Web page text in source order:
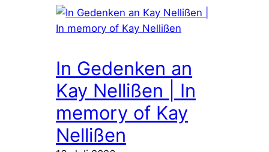
In Gedenken an
Kay Nellißen | In
memory of Kay
Nellißen